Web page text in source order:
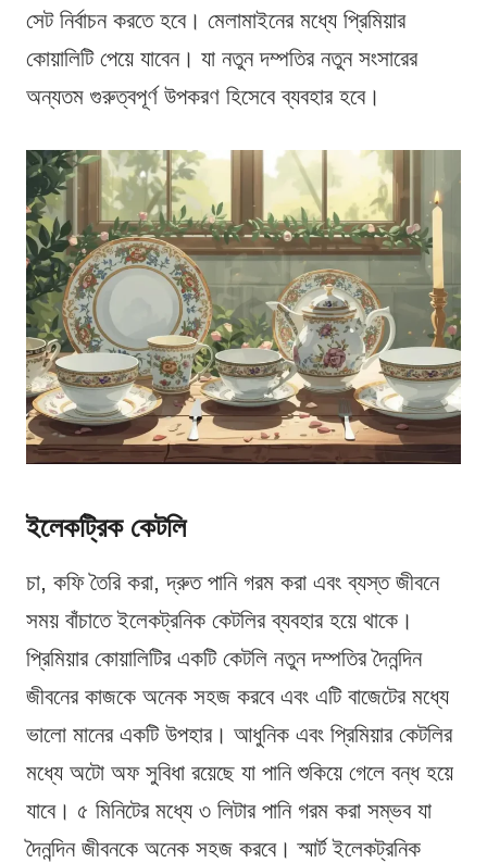
সেট নির্বাচন করতে হবে। মেলামাইনের মধ্যে প্রিমিয়ার
কোয়ালিটি পেয়ে যাবেন। যা নতুন দম্পতির নতুন সংসারের
অন্যতম গুরুত্বপূর্ণ উপকরণ হিসেবে ব্যবহার হবে।
ইলেকট্রিক কেটলি
চা, কফি তৈরি করা, দ্রুত পানি গরম করা এবং ব্যস্ত জীবনে
সময় বাঁচাতে ইলেকট্রনিক কেটলির ব্যবহার হয়ে থাকে।
প্রিমিয়ার কোয়ালিটির একটি কেটলি নতুন দম্পতির দৈনন্দিন
জীবনের কাজকে অনেক সহজ করবে এবং এটি বাজেটের মধ্যে
ভালো মানের একটি উপহার। আধুনিক এবং প্রিমিয়ার কেটলির
মধ্যে অটো অফ সুবিধা রয়েছে যা পানি শুকিয়ে গেলে বন্ধ হয়ে
যাবে। ৫ মিনিটের মধ্যে ৩ লিটার পানি গরম করা সম্ভব যা
দৈনন্দিন জীবনকে অনেক সহজ করবে। স্মার্ট ইলেকট্রনিক